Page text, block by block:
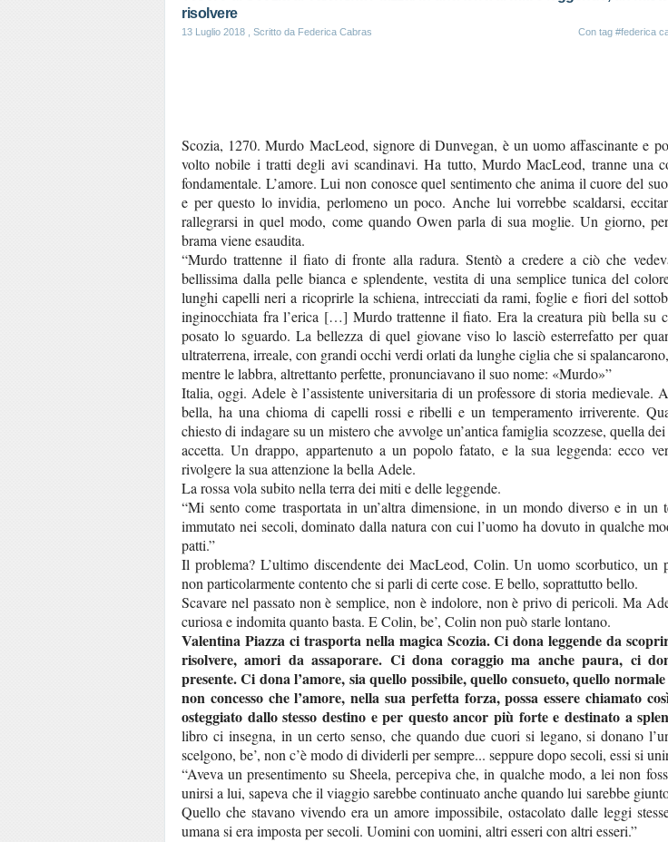
risolvere
13 Luglio 2018 , Scritto da Federica Cabras Con tag #federica
Scozia, 1270. Murdo MacLeod, signore di Dunvegan, è un uomo affascinante e
volto nobile i tratti degli avi scandinavi. Ha tutto, Murdo MacLeod, tranne una
fondamentale. L’amore. Lui non conosce quel sentimento che anima il cuore del
e per questo lo invidia, perlomeno un poco. Anche lui vorrebbe scaldarsi,
rallegrarsi in quel modo, come quando Owen parla di sua moglie. Un giorno,
brama viene esaudita.
“Murdo trattenne il fiato di fronte alla radura. Stentò a credere a ciò che
bellissima dalla pelle bianca e splendente, vestita di una semplice tunica del
lunghi capelli neri a ricoprirle la schiena, intrecciati da rami, foglie e fiori del
inginocchiata fra l’erica […] Murdo trattenne il fiato. Era la creatura più bella su
posato lo sguardo. La bellezza di quel giovane viso lo lasciò esterrefatto per
ultraterrena, irreale, con grandi occhi verdi orlati da lunghe ciglia che si
mentre le labbra, altrettanto perfette, pronunciavano il suo nome: «Murdo»”
Italia, oggi. Adele è l’assistente universitaria di un professore di storia medievale.
bella, ha una chioma di capelli rossi e ribelli e un temperamento irriverente.
chiesto di indagare su un mistero che avvolge un’antica famiglia scozzese, quella
accetta. Un drappo, appartenuto a un popolo fatato, e la sua leggenda: ecco
rivolgere la sua attenzione la bella Adele.
La rossa vola subito nella terra dei miti e delle leggende.
“Mi sento come trasportata in un’altra dimensione, in un mondo diverso e in un
immutato nei secoli, dominato dalla natura con cui l’uomo ha dovuto in qualche
patti.”
Il problema? L’ultimo discendente dei MacLeod, Colin. Un uomo scorbutico, un
non particolarmente contento che si parli di certe cose. E bello, soprattutto bello.
Scavare nel passato non è semplice, non è indolore, non è privo di pericoli. Ma
curiosa e indomita quanto basta. E Colin, be’, Colin non può starle lontano.
Valentina Piazza ci trasporta nella magica Scozia. Ci dona leggende da
risolvere, amori da assaporare. Ci dona coraggio ma anche paura, ci
presente. Ci dona l’amore, sia quello possibile, quello consueto, quello normale
non concesso che l’amore, nella sua perfetta forza, possa essere chiamato
osteggiato dallo stesso destino e per questo ancor più forte e destinato a
libro ci insegna, in un certo senso, che quando due cuori si legano, si donano
scelgono, be’, non c’è modo di dividerli per sempre... seppure dopo secoli, essi si
“Aveva un presentimento su Sheela, percepiva che, in qualche modo, a lei non
unirsi a lui, sapeva che il viaggio sarebbe continuato anche quando lui sarebbe
Quello che stavano vivendo era un amore impossibile, ostacolato dalle leggi
umana si era imposta per secoli. Uomini con uomini, altri esseri con altri esseri.”